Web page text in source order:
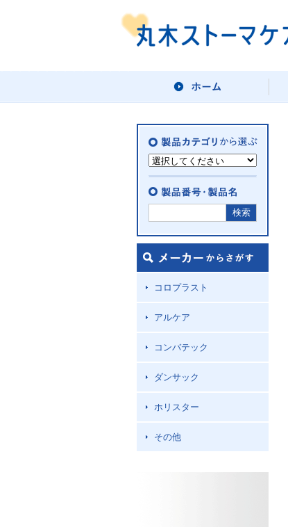
コロプラスト
アルケア
コンバテック
ダンサック
ホリスター
その他